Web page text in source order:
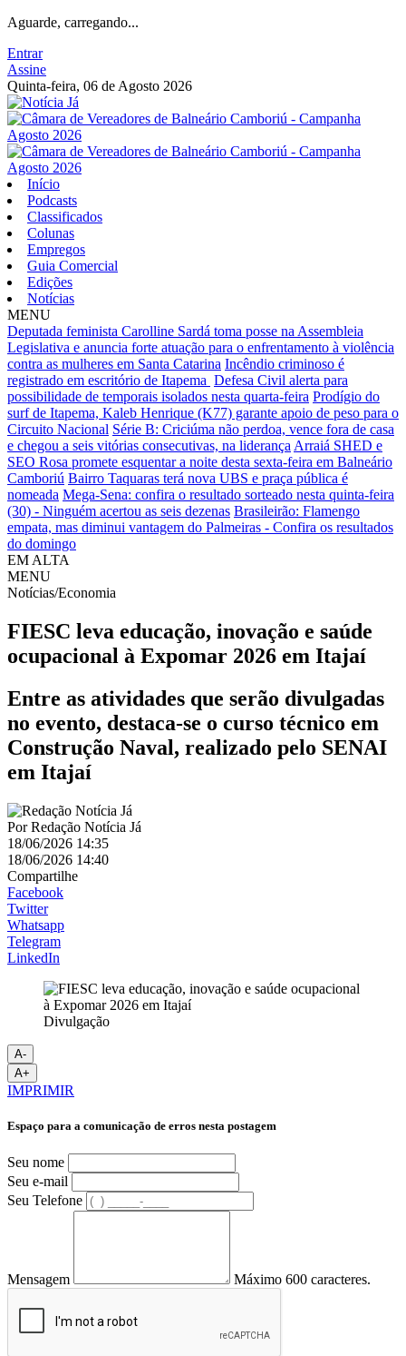
Aguarde, carregando...
Entrar
Assine
Quinta-feira, 06 de Agosto 2026
Início
Podcasts
Classificados
Colunas
Empregos
Guia Comercial
Edições
Notícias
MENU
Deputada feminista Carolline Sardá toma posse na Assembleia
Legislativa e anuncia forte atuação para o enfrentamento à violência
contra as mulheres em Santa Catarina Incêndio criminoso é
registrado em escritório de Itapema Defesa Civil alerta para
possibilidade de temporais isolados nesta quarta-feira Prodígio do
surf de Itapema, Kaleb Henrique (K77) garante apoio de peso para o
Circuito Nacional Série B: Criciúma não perdoa, vence fora de casa
e chegou a seis vitórias consecutivas, na liderança Arraiá SHED e
SEO Rosa promete esquentar a noite desta sexta-feira em Balneário
Camboriú Bairro Taquaras terá nova UBS e praça pública é
nomeada Mega-Sena: confira o resultado sorteado nesta quinta-feira
(30) - Ninguém acertou as seis dezenas Brasileirão: Flamengo
empata, mas diminui vantagem do Palmeiras - Confira os resultados
do domingo
EM ALTA
MENU
Notícias/Economia
FIESC leva educação, inovação e saúde
ocupacional à Expomar 2026 em Itajaí
Entre as atividades que serão divulgadas
no evento, destaca-se o curso técnico em
Construção Naval, realizado pelo SENAI
em Itajaí
PorRedação Notícia Já
18/06/2026 14:35
18/06/2026 14:40
Compartilhe
Facebook
Twitter
Whatsapp
Telegram
LinkedIn
Divulgação
A-
A+
IMPRIMIR
Espaço para a comunicação de erros nesta postagem
Seu nome
Seu e-mail
Seu Telefone
Mensagem Máximo 600 caracteres.